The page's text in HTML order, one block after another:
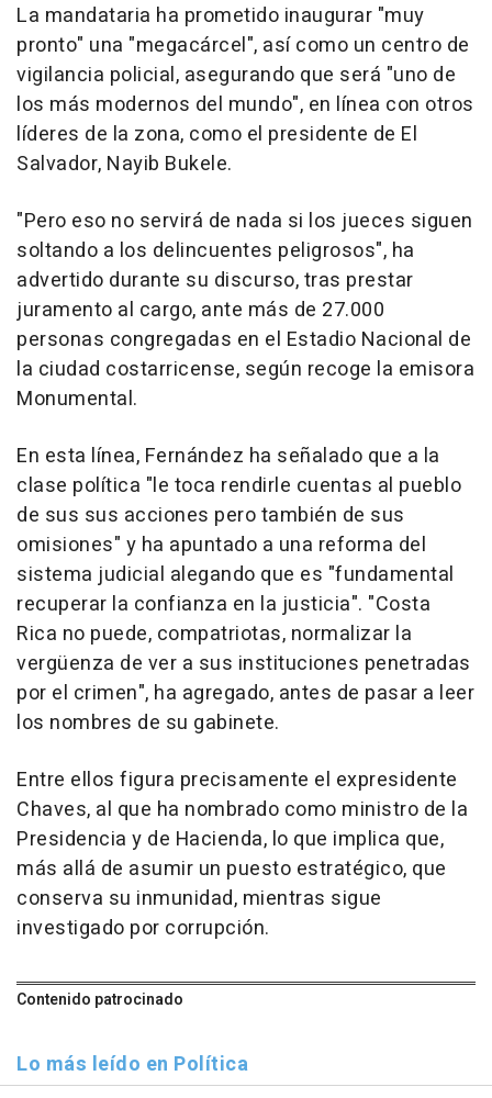
La mandataria ha prometido inaugurar "muy
pronto" una "megacárcel", así como un centro de
vigilancia policial, asegurando que será "uno de
los más modernos del mundo", en línea con otros
líderes de la zona, como el presidente de El
Salvador, Nayib Bukele.
"Pero eso no servirá de nada si los jueces siguen
soltando a los delincuentes peligrosos", ha
advertido durante su discurso, tras prestar
juramento al cargo, ante más de 27.000
personas congregadas en el Estadio Nacional de
la ciudad costarricense, según recoge la emisora
Monumental.
En esta línea, Fernández ha señalado que a la
clase política "le toca rendirle cuentas al pueblo
de sus sus acciones pero también de sus
omisiones" y ha apuntado a una reforma del
sistema judicial alegando que es "fundamental
recuperar la confianza en la justicia". "Costa
Rica no puede, compatriotas, normalizar la
vergüenza de ver a sus instituciones penetradas
por el crimen", ha agregado, antes de pasar a leer
los nombres de su gabinete.
Entre ellos figura precisamente el expresidente
Chaves, al que ha nombrado como ministro de la
Presidencia y de Hacienda, lo que implica que,
más allá de asumir un puesto estratégico, que
conserva su inmunidad, mientras sigue
investigado por corrupción.
Contenido patrocinado
Lo más leído en Política